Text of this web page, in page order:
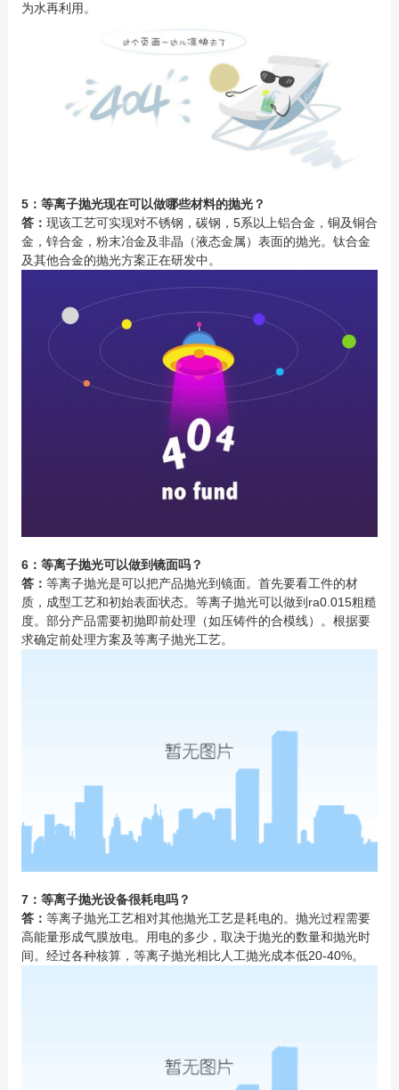
为水再利用。
5：等离子抛光现在可以做哪些材料的抛光？
答： 现该工艺可实现对不锈钢，碳钢，5系以上铝合金，铜及铜合
金，锌合金，粉末冶金及非晶（液态金属）表面的抛光。钛合金
及其他合金的抛光方案正在研发中。
6：等离子抛光可以做到镜面吗？
答： 等离子抛光是可以把产品抛光到镜面。首先要看工件的材
质，成型工艺和初始表面状态。等离子抛光可以做到ra0.015粗糙
度。部分产品需要初抛即前处理（如压铸件的合模线）。根据要
求确定前处理方案及等离子抛光工艺。
7：等离子抛光设备很耗电吗？
答： 等离子抛光工艺相对其他抛光工艺是耗电的。抛光过程需要
高能量形成气膜放电。用电的多少，取决于抛光的数量和抛光时
间。经过各种核算，等离子抛光相比人工抛光成本低20-40%。